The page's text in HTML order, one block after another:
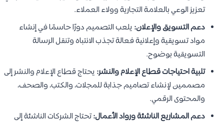
تعزيز الوعي بالعلامة التجارية وولاء العملاء.
دعم التسويق والإعلان: يلعب التصميم دورًا حاسمًا في إنشاء
مواد تسويقية وإعلانية فعالة تجذب الانتباه وتنقل الرسالة
التسويقية بوضوح.
تلبية احتياجات قطاع الإعلام والنشر: يحتاج قطاع الإعلام والنشر إلى
مصممين لإنشاء تصاميم جذابة للمجلات، والكتب، والصحف،
والمحتوى الرقمي.
دعم المشاريع الناشئة ورواد الأعمال:تحتاج الشركات الناشئة إلى